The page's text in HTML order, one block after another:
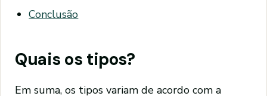
Conclusão
Quais os tipos?
Em suma, os tipos variam de acordo com a